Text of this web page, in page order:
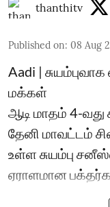
thanthitv
Published on: 08 Aug
Aadi |
மக்கள்
ஆடி மாதம் 4-
தேனி மாவட்டம்
உள்ள சுயம்பு
ஏராளமான